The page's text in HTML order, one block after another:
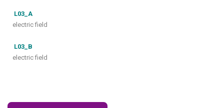
L03_A
electric field
L03_B
electric field